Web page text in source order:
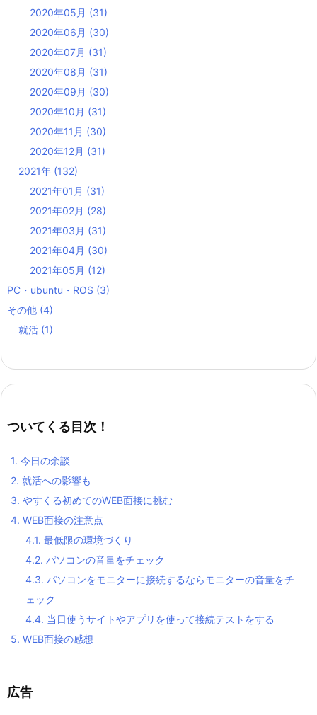
2020年05月 (31)
2020年06月 (30)
2020年07月 (31)
2020年08月 (31)
2020年09月 (30)
2020年10月 (31)
2020年11月 (30)
2020年12月 (31)
2021年 (132)
2021年01月 (31)
2021年02月 (28)
2021年03月 (31)
2021年04月 (30)
2021年05月 (12)
PC・ubuntu・ROS (3)
その他 (4)
就活 (1)
ついてくる目次！
1. 今日の余談
2. 就活への影響も
3. やすくる初めてのWEB面接に挑む
4. WEB面接の注意点
4.1. 最低限の環境づくり
4.2. パソコンの音量をチェック
4.3. パソコンをモニターに接続するならモニターの音量をチ
ェック
4.4. 当日使うサイトやアプリを使って接続テストをする
5. WEB面接の感想
広告